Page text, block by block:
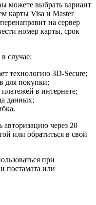
можете выбрать вариант
карты Visa и Master
на сервер
номер карты, срок
случае:
технологию 3D-Secure;
для покупки;
в интернете;
данных;
авторизацию через 20
или обратиться в свой
при
постамата или